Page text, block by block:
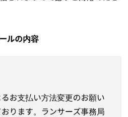
ルの内容
お支払い方法変更のお願い
ります。ランサーズ事務局